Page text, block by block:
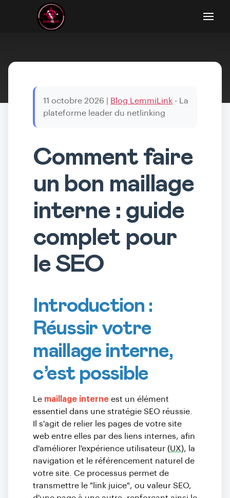
11 octobre 2026 Blog LemmiLink - La
plateforme leader du netlinking
Comment faire
un bon maillage
interne : guide
complet pour
le SEO
Introduction :
Réussir votre
maillage interne,
c’est possible
Le maillage interne est un élément
essentiel dans une stratégie SEO réussie.
Il s'agit de relier les pages de votre site
web entre elles par des liens internes, afin
d'améliorer l'expérience utilisateur (UX), la
navigation et le référencement naturel de
votre site. Ce processus permet de
transmettre le "link juice", ou valeur SEO,